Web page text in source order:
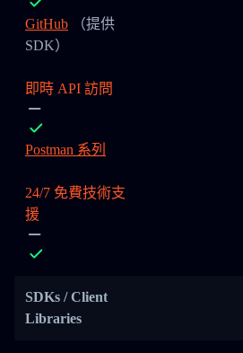
GitHub （提供
SDK）
即時 API 訪問
Postman 系列
24/7 免費技術支
援
SDKs / Client
Libraries